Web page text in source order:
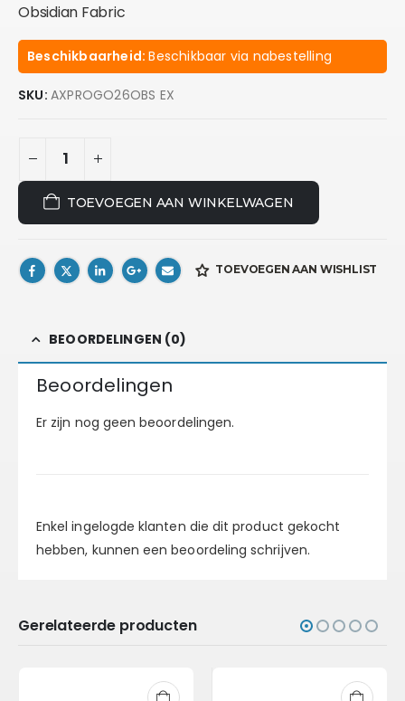
Obsidian Fabric
Beschikbaarheid:Beschikbaar via nabestelling
SKU: AXPROGO26OBS EX
TOEVOEGEN AAN WINKELWAGEN
TOEVOEGEN AAN WISHLIST
BEOORDELINGEN (0)
Beoordelingen
Er zijn nog geen beoordelingen.
Enkel ingelogde klanten die dit product gekocht
hebben, kunnen een beoordeling schrijven.
Gerelateerde producten